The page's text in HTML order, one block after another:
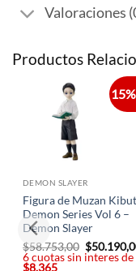
Valoraciones
Productos
DEMON SLAYER
Figura de Muzan
Demon Series Vol 6 –
Demon Slayer
$58.753,00 El
precio
$
6 cuotas sin interes de
$8.365